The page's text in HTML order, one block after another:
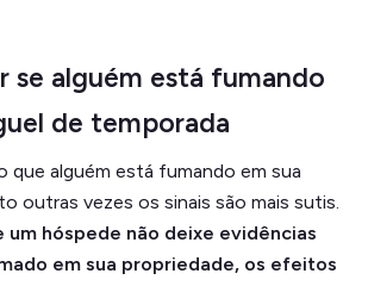
se alguém está fumando
de temporada
que alguém está fumando em sua
outras vezes os sinais são mais sutis.
um hóspede não deixe evidências
em sua propriedade, os efeitos